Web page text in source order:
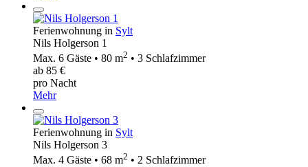
Ferienwohnung in Sylt
Nils Holgerson 1
Max. 6 Gäste • 80 m2 • 3 Schlafzimmer
ab 85 €
pro Nacht
Mehr
Ferienwohnung in Sylt
Nils Holgerson 3
Max. 4 Gäste • 68 m2 • 2 Schlafzimmer